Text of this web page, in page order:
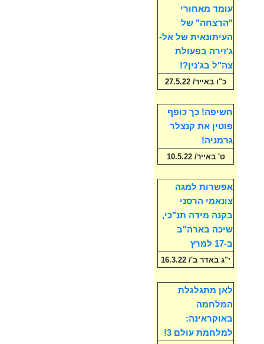
עומד מאחורי
"הֵרַצחה" של
העיתונאית של אל-
ג'זירה בפעולת
צה"ל בג'נין?!
כ"ו באייר/ 27.5.22
חשיפה! כך כופף
פוטין את קנצלר
גרמניה!
ט' באייר/ 10.5.22
אפשרות למגה
צונאמי הרסני
בקנה מידה תנ"כי,
שיכה בארה"ב
ב-17 למרץ
י"ג באדר ב'/ 16.3.22
לאן מתגלגלת
המלחמה
באוקראינה:
למלחמת עולם 3!